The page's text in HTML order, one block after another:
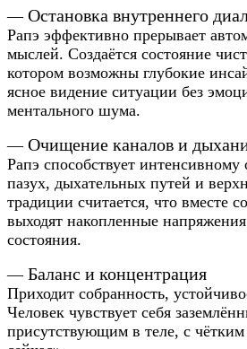
— Остановка внутреннего
Рапэ эффективно прерывает
мыслей. Создаётся состояние
котором возможны глубокие
ясное видение ситуации без
ментального шума.
— Очищение каналов и
Рапэ способствует
пазух, дыхательных путей и
традиции считается, что вместе
выходят накопленные
состояния.
— Баланс и концентрация
Приходит собранность,
Человек чувствует себя
присутствующим в теле, с